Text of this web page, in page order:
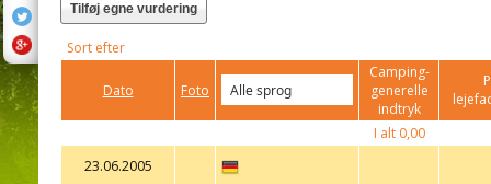
Tilføj egne vurdering
Sort efter
Dato Foto
Camping-
generelle
indtryk
I alt0,00
23.06.2005